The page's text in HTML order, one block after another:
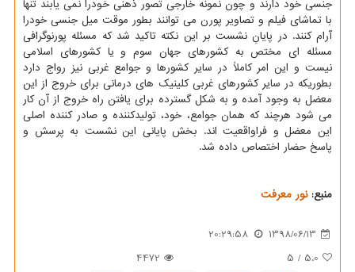
جنسی خود دارند و چون نمونه خارجی تصور ذهنی خودرا نمی یابند تنها
با تماشای فیلم و تصاویر پورن می توانند بطور موقت میل جنسی خودرا
آرام كنند. در پایانِ نشست بر این نكته تاكید شد كه مسئله پورنوگرافی
مسئله ای مختص به كشورهای جهان سوم و یا كشورهای اسلامی
نیست و این امر كاملاً در سایر كشورها و جوامع غربی نیز رواج دارد
بطوریكه در سایر كشورهای غربی كلینیك های درمانی برای خروج از این
معضل به وجود آمده و به شكل گسترده برای یافتن راه خروج از آن كار
می شود هرچند كه همان جوامع، خود، تولیدكننده و صادر كننده اصلی
این معضل و فراواقعیت اند. بخش پایانی این نشست به پرسش و
پاسخ حضار اختصاص داده شد.
منبع:نور معرفت
1398/06/13
20:29:58
5.0
/
5
4472